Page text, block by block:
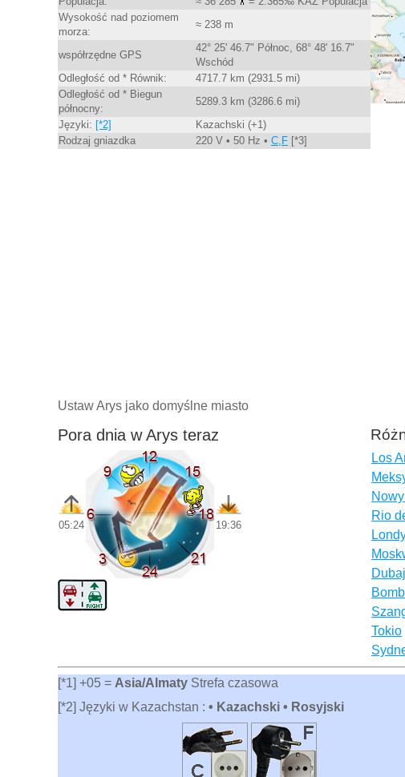
Wysokość nad poziomem
morza:
≈ 238 m
współrzędne GPS
42° 25' 46.7" Północ, 68° 48' 16.7"
Wschód
Odległość od * Równik:
4717.7 km (2931.5 mi)
Odległość od * Biegun
północny:
5289.3 km (3286.6 mi)
Języki: [*2]
Kazachski (+1)
Rodzaj gniazdka
220 V • 50 Hz • C,F [*3]
Ustaw Arys jako domyślne miasto
Pora dnia w Arys teraz
05:24 19:36
Los
Rio
Dubaj
Tokio
[*1] +05 = Asia/Almaty Strefa czasowa
[*2] Języki w Kazachstan : • Kazachski • Rosyjski